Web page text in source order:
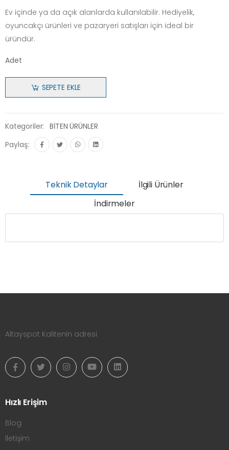
Ev içinde ya da açık alanlarda kullanılabilir. Hediyelik,
oyuncakçı ürünleri ve pazaryeri satışları için ideal bir
üründür.
Adet
SEPETE EKLE
Kategoriler:
BİTEN ÜRÜNLER
Paylaş:
Teknik Detaylar
İlgili Ürünler
İndirmeler
Altayspot Kalitenin adresi
Hızlı Erişim
Blog
İletişim